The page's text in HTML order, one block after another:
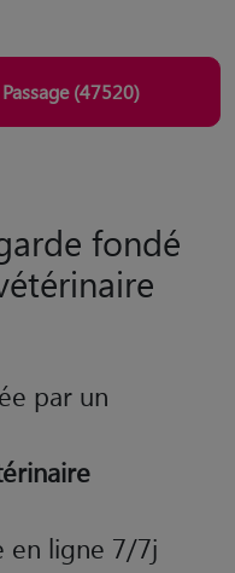
(47520)
fondé
par un
en ligne 7/7j